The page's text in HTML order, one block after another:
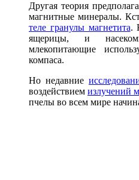
Другая теория
магнитные минералы.
теле гранулы магнетита.
ящерицы, и
млекопитающие
компаса.
Но недавние
воздействием излучений
пчелы во всем мире